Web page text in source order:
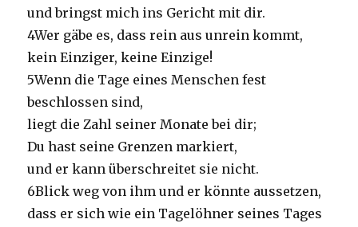
und bringst mich ins Gericht mit dir.
4Wer gäbe es, dass rein aus unrein kommt,
kein Einziger, keine Einzige!
5Wenn die Tage eines Menschen fest
beschlossen sind,
liegt die Zahl seiner Monate bei dir;
Du hast seine Grenzen markiert,
und er kann überschreitet sie nicht.
6Blick weg von ihm und er könnte aussetzen,
dass er sich wie ein Tagelöhner seines Tages